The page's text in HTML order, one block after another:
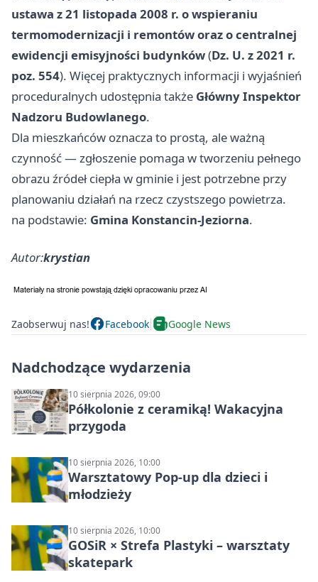
ustawa z 21 listopada 2008 r. o wspieraniu
termomodernizacji i remontów oraz o centralnej
ewidencji emisyjności budynków(Dz. U. z 2021 r.
poz. 554). Więcej praktycznych informacji i wyjaśnień
proceduralnych udostępnia także Główny Inspektor
Nadzoru Budowlanego.
Dla mieszkańców oznacza to prostą, ale ważną
czynność — zgłoszenie pomaga w tworzeniu pełnego
obrazu źródeł ciepła w gminie i jest potrzebne przy
planowaniu działań na rzecz czystszego powietrza.
na podstawie: Gmina Konstancin-Jeziorna.
Autor:krystian
Zaobserwuj nas! Facebook Google News
Nadchodzące wydarzenia
10 sierpnia 2026, 09:00
Półkolonie z ceramiką! Wakacyjna
przygoda
10 sierpnia 2026, 10:00
Warsztatowy Pop-up dla dzieci i
młodzieży
10 sierpnia 2026, 10:00
GOSiR × Strefa Plastyki – warsztaty
skatepark